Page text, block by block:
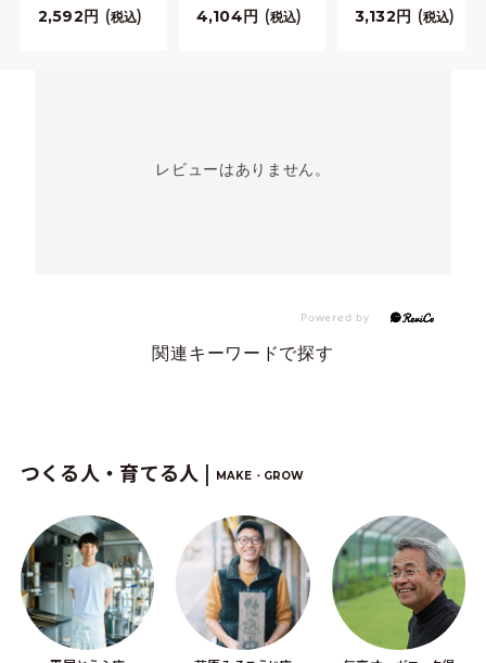
2,592 税込 4,104 税込 3,132 税込
レビューはありません。
関連キーワードで探す
つくる人・育てる人 | MAKE・GROW